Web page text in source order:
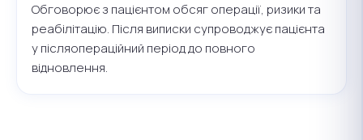
Обговорює з пацієнтом обсяг операції, ризики та
реабілітацію. Після виписки супроводжує пацієнта
у післяопераційний період до повного
відновлення.